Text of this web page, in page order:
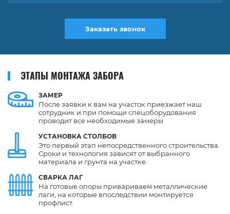
Заказать звонок
ЭТАПЫ МОНТАЖА ЗАБОРА
ЗАМЕР
УСТАНОВКА СТОЛБОВ
СВАРКА ЛАГ
После заявки к вам на участок приезжает наш
сотрудник и при помощи спецоборудования
проводит все необходимые замеры
Это первый этап непосредственного строительства.
Сроки и технология зависят от выбранного
материала и грунта на участке.
На готовые опоры привариваем металлические
лаги, на которые впоследствии монтируется
профлист.